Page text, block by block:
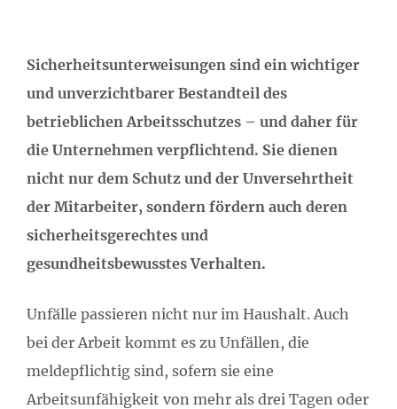
Sicherheitsunterweisungen sind ein wichtiger
und unverzichtbarer Bestandteil des
betrieblichen Arbeitsschutzes – und daher für
die Unternehmen verpflichtend. Sie dienen
nicht nur dem Schutz und der Unversehrtheit
der Mitarbeiter, sondern fördern auch deren
sicherheitsgerechtes und
gesundheitsbewusstes Verhalten.
Unfälle passieren nicht nur im Haushalt. Auch
bei der Arbeit kommt es zu Unfällen, die
meldepflichtig sind, sofern sie eine
Arbeitsunfähigkeit von mehr als drei Tagen oder